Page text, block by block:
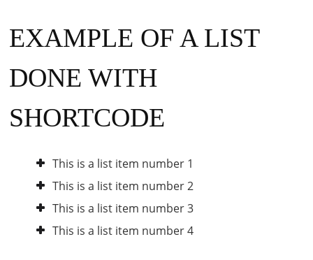
EXAMPLE OF A LIST
DONE WITH
SHORTCODE
This is a list item number 1
This is a list item number 2
This is a list item number 3
This is a list item number 4